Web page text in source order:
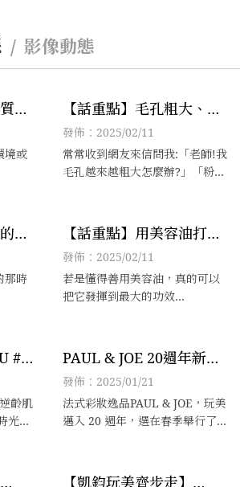
影像動態
的
境或
【話重點】毛孔粗大、粉
刺、脫皮問題，該怎麼解
決??
發佈：2025/02/11
常常收到網友來信問我:「老師!我
毛孔越來越粗大怎麼辦?」「粉刺
小
那時
【話重點】用美容油打造
頂級保養底妝，輕鬆擁有
天使光澤
發佈：2025/02/11
若是懂得善用美容油，真的可以
把它發揮到最大的功效
穿
歲
光，
，
PAUL & JOE 20週年新品
午茶會 x 凱鈞老師
發佈：2025/01/21
法式彩妝逸品PAUL & JOE，玩美
邁入 20 週年，選在春季舉行了夢
中的水凝粉餅全面升級，順勢推
【凱鈞玩美齊步走】